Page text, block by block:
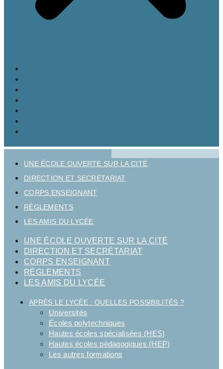
UNE ÉCOLE OUVERTE SUR LA CITÉ
DIRECTION ET SECRÉTARIAT
CORPS ENSEIGNANT
RÈGLEMENTS
LES AMIS DU LYCÉE
UNE ÉCOLE OUVERTE SUR LA CITÉ
DIRECTION ET SECRÉTARIAT
CORPS ENSEIGNANT
RÈGLEMENTS
LES AMIS DU LYCÉE
APRÈS LE LYCÉE : QUELLES POSSIBILITÉS ?
Universités
Écoles polytechniques
Hautes écoles spécialisées (HES)
Hautes écoles pédagogiques (HEP)
Les autres formations